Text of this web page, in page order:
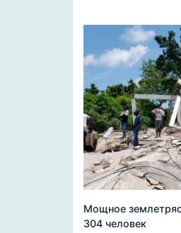
Мощное
304 человек